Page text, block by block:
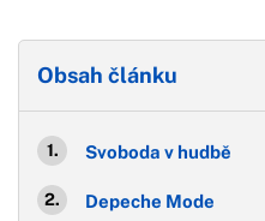
Obsah článku
Svoboda v hudbě
Depeche Mode